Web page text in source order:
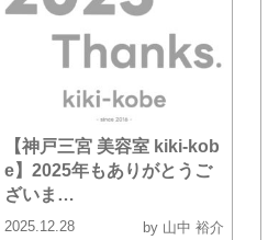
【神戸三宮 美容室 kiki-kob
e】2025年もありがとうご
ざいま…
2025.12.28 by 山中 裕介